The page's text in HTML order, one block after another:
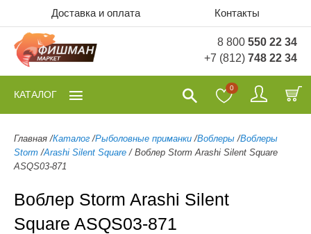
Доставка и оплата Контакты
8 800 550 22 34
+7 (812) 748 22 34
0
КАТАЛОГ
Главная /Каталог /Рыболовные приманки /Воблеры /Воблеры
Storm /Arashi Silent Square / Воблер Storm Arashi Silent Square
ASQS03-871
Воблер Storm Arashi Silent
Square ASQS03-871